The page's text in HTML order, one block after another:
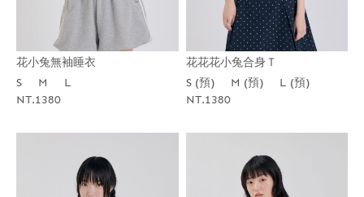
花小兔無袖睡衣
S
M
L
NT.1380
花花花小兔合身Ｔ
S (預)
M (預)
L (預)
NT.1380